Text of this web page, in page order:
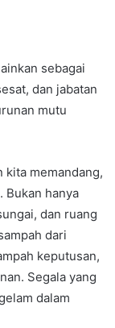
sebagai
dan jabatan
mutu
kita memandang,
Bukan hanya
dan ruang
dari
keputusan,
Segala yang
dalam